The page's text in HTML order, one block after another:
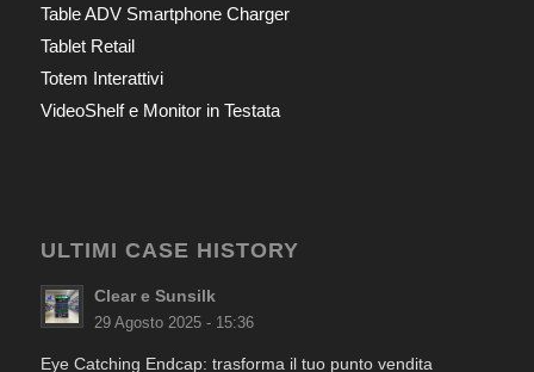
Table ADV Smartphone Charger
Tablet Retail
Totem Interattivi
VideoShelf e Monitor in Testata
ULTIMI CASE HISTORY
Clear e Sunsilk
29 Agosto 2025 - 15:36
Eye Catching Endcap: trasforma il tuo punto vendita